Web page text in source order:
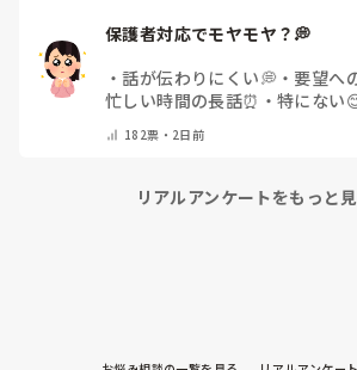
保護者対応でモヤモヤ？💭
・話が伝わりにくい💭 ・ 要望へ
忙しい時間の長話⏰ ・ 特にない
182票・ 2日前
リアルアンケートをもっと